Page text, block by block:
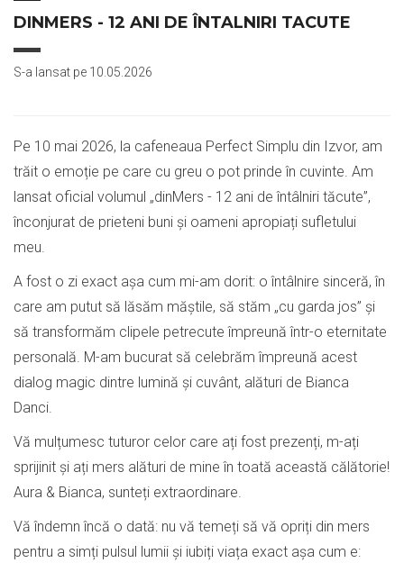
DINMERS - 12 ANI DE ÎNTALNIRI TACUTE
S-a lansat pe 10.05.2026
Pe 10 mai 2026, la cafeneaua Perfect Simplu din Izvor, am
trăit o emoție pe care cu greu o pot prinde în cuvinte. Am
lansat oficial volumul „dinMers - 12 ani de întâlniri tăcute”,
înconjurat de prieteni buni și oameni apropiați sufletului
meu.
A fost o zi exact așa cum mi-am dorit: o întâlnire sinceră, în
care am putut să lăsăm măștile, să stăm „cu garda jos” și
să transformăm clipele petrecute împreună într-o eternitate
personală. M-am bucurat să celebrăm împreună acest
dialog magic dintre lumină și cuvânt, alături de Bianca
Danci.
Vă mulțumesc tuturor celor care ați fost prezenți, m-ați
sprijinit și ați mers alături de mine în toată această călătorie!
Aura & Bianca, sunteți extraordinare.
Vă îndemn încă o dată: nu vă temeți să vă opriți din mers
pentru a simți pulsul lumii și iubiți viața exact așa cum e: